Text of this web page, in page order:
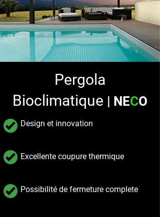
Pergola
Bioclimatique | NECO
Design et innovation
Excellente coupure thermique
Possibilité de fermeture complete